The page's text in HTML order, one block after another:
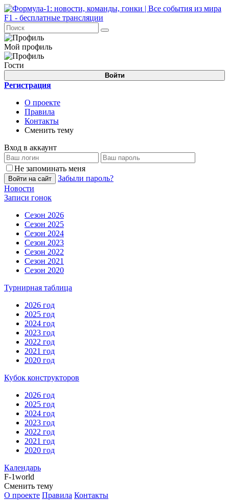
Мой профиль
Гости
Войти
Регистрация
О проекте
Правила
Контакты
Сменить тему
Вход в аккаунт
Не запоминать меня
Войти на сайт
Забыли пароль?
Новости
Записи гонок
Сезон 2026
Сезон 2025
Сезон 2024
Сезон 2023
Сезон 2022
Сезон 2021
Сезон 2020
Турнирная таблица
2026 год
2025 год
2024 год
2023 год
2022 год
2021 год
2020 год
Кубок конструкторов
2026 год
2025 год
2024 год
2023 год
2022 год
2021 год
2020 год
Календарь
F-1world
Сменить тему
О проекте Правила Контакты